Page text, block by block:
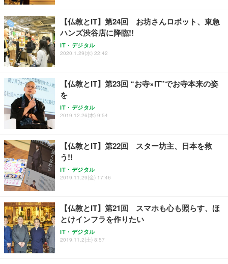
務用 おしゃれ パソコンチェア (ホワイト)
ANDWINT オフィスチェア デスクチェア 肘なし メ
ッシュ 通気性 ランバーサポート付き 腰サポート ガ
ス圧無段階昇降 360度回転 キャスター付き コンパク
【MiniLED/24.5inch/280Hz/FHD】GRAPHT THE S
HOOTER Gaming Monitor 24” Essential ゲーミン
グモニター QD 24.5インチ 1ms FHD 量子ドット 残
ュラー 200枚入【Amazon.co.jp限定】
【仏教とIT】第24回 お坊さんロボット、東急
ハンズ渋谷店に降臨!!
IT・デジタル
2020.1.29(水) 22:42
【仏教とIT】第23回 “お寺×IT”でお寺本来の姿
を
IT・デジタル
2019.12.26(木) 9:54
【仏教とIT】第22回 スター坊主、日本を救
う!!
IT・デジタル
2019.11.29(金) 17:46
【仏教とIT】第21回 スマホも心も照らす、ほ
とけインフラを作りたい
IT・デジタル
2019.11.2(土) 8:57